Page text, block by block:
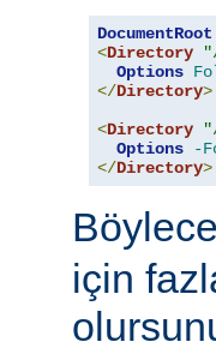
DocumentRoot
<Directory
Options
</Directory>
<Directory
Options
-
</Directory>
Böylece
için